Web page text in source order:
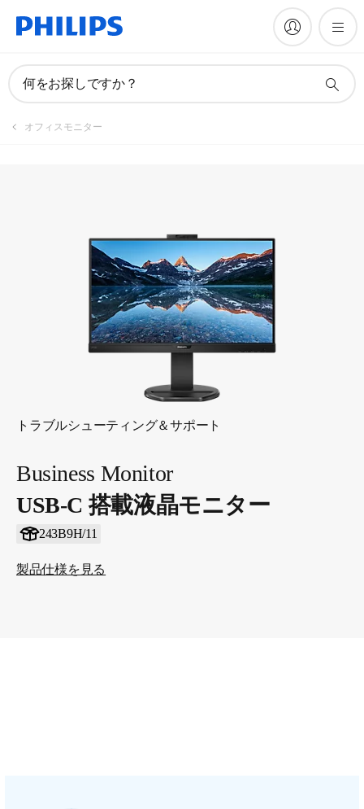
何をお探しですか？
オフィスモニター
トラブルシューティング＆サポート
Business Monitor
USB-C 搭載液晶モニター
243B9H/11
製品仕様を見る
マニュアルとドキュメント